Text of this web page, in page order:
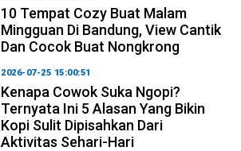
10 Tempat Cozy Buat Malam
Mingguan Di Bandung, View Cantik
Dan Cocok Buat Nongkrong
2026-07-25 15:00:51
Kenapa Cowok Suka Ngopi?
Ternyata Ini 5 Alasan Yang Bikin
Kopi Sulit Dipisahkan Dari
Aktivitas Sehari-Hari